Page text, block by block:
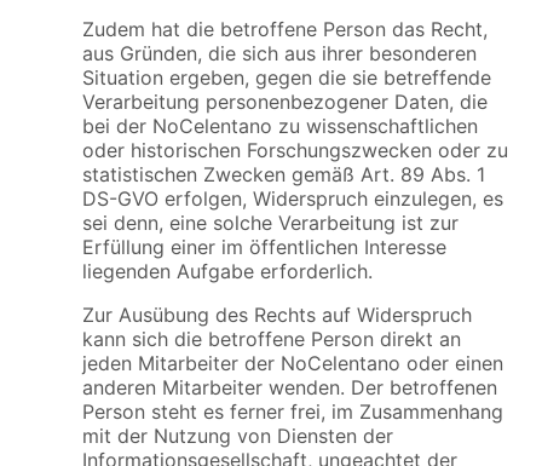
Zudem hat die betroffene Person das Recht,
aus Gründen, die sich aus ihrer besonderen
Situation ergeben, gegen die sie betreffende
Verarbeitung personenbezogener Daten, die
bei der NoCelentano zu wissenschaftlichen
oder historischen Forschungszwecken oder zu
statistischen Zwecken gemäß Art. 89 Abs. 1
DS-GVO erfolgen, Widerspruch einzulegen, es
sei denn, eine solche Verarbeitung ist zur
Erfüllung einer im öffentlichen Interesse
liegenden Aufgabe erforderlich.
Zur Ausübung des Rechts auf Widerspruch
kann sich die betroffene Person direkt an
jeden Mitarbeiter der NoCelentano oder einen
anderen Mitarbeiter wenden. Der betroffenen
Person steht es ferner frei, im Zusammenhang
mit der Nutzung von Diensten der
Informationsgesellschaft, ungeachtet der